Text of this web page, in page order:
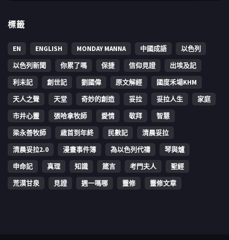
標籤
EN ENGLISH MONDAY MANNA 中國成語
以色列
以色列新聞
你累了嗎 保捷 信仰見證
出埃及記
利未記
創世記 劉國偉 原文解經
國度禾場KHM
天人之聲
天堂 奇妙的創造 妥拉 妥拉人生
家庭
市井心靈
張哈拿牧師 愛情 敬拜
智慧
梁永善牧師
歳首到年終 民數記
清晨妥拉
清晨妥拉2.0
漫畫事件簿 為以色列代禱
琴與爐
申命記
真理 知識 箴言 考門夫人
聖經
荒漠甘泉
見證 週一嗎哪 靈修 靈修文章